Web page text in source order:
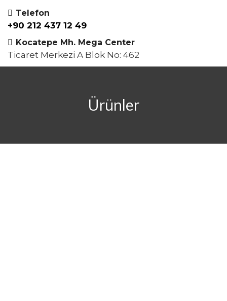
Telefon
+90 212 437 12 49
Kocatepe Mh. Mega Center
Ticaret Merkezi A Blok No: 462
Ürünler